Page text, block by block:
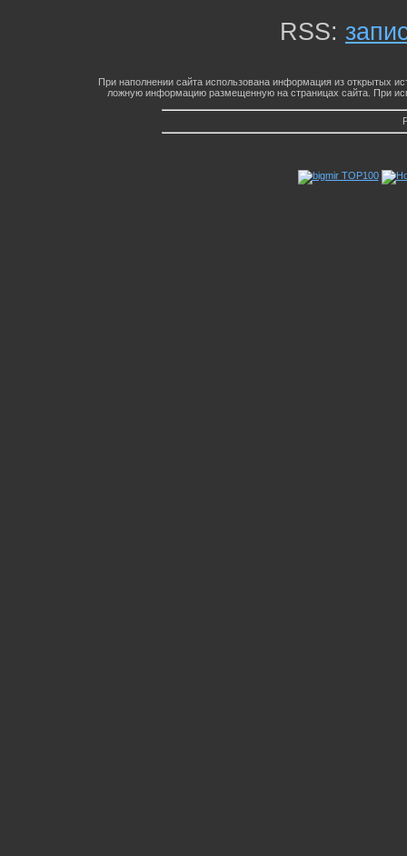
RSS:
При наполнении сайта использована информация из открытых
ложную информацию размещенную на страницах сайта. При